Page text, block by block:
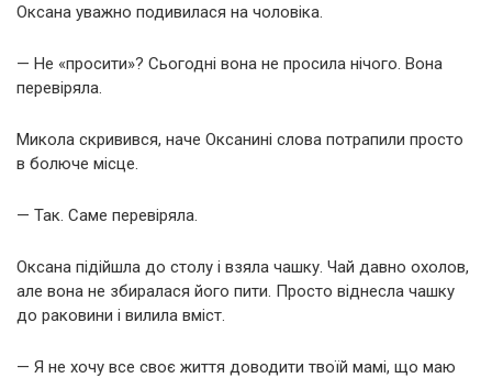
Оксана уважно подивилася на чоловіка.
— Не «просити»? Сьогодні вона не просила нічого. Вона
перевіряла.
Микола скривився, наче Оксанині слова потрапили просто
в болюче місце.
— Так. Саме перевіряла.
Оксана підійшла до столу і взяла чашку. Чай давно охолов,
але вона не збиралася його пити. Просто віднесла чашку
до раковини і вилила вміст.
— Я не хочу все своє життя доводити твоїй мамі, що маю